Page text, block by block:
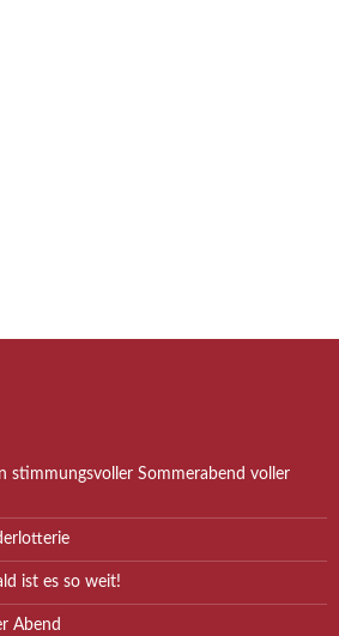
stimmungsvoller Sommerabend voller
ist es so weit!
Abend